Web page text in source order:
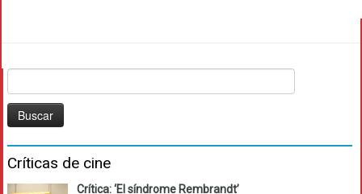
Críticas de cine
Crítica: ‘El síndrome Rembrandt’